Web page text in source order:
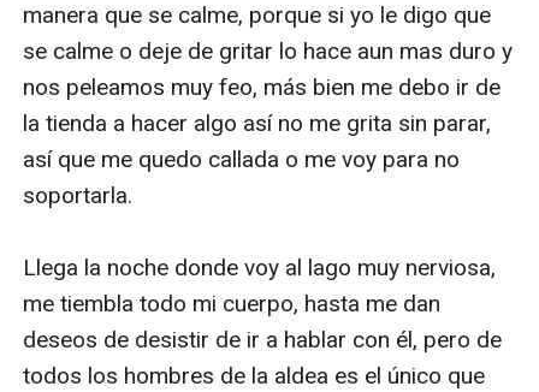
manera que se calme, porque si yo le digo que
se calme o deje de gritar lo hace aun mas duro y
nos peleamos muy feo, más bien me debo ir de
la tienda a hacer algo así no me grita sin parar,
así que me quedo callada o me voy para no
soportarla.
Llega la noche donde voy al lago muy nerviosa,
me tiembla todo mi cuerpo, hasta me dan
deseos de desistir de ir a hablar con él, pero de
todos los hombres de la aldea es el único que